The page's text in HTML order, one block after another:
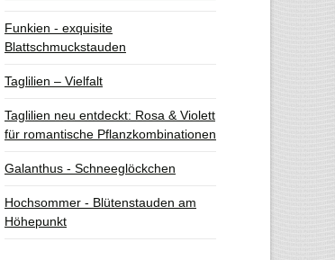
Funkien - exquisite
Blattschmuckstauden
Taglilien – Vielfalt
Taglilien neu entdeckt: Rosa & Violett
für romantische Pflanzkombinationen
Galanthus - Schneeglöckchen
Hochsommer - Blütenstauden am
Höhepunkt